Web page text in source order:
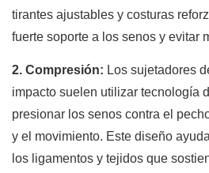
tirantes ajustables y costuras
fuerte soporte a los senos y evitar
2. Compresión: Los sujetadores
impacto suelen utilizar tecnología
presionar los senos contra el
y el movimiento. Este diseño
los ligamentos y tejidos que